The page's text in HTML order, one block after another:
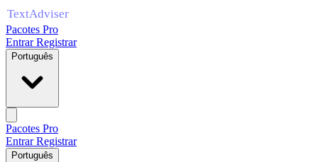
Pacotes Pro
EntrarRegistrar
Português
Pacotes Pro
EntrarRegistrar
Português